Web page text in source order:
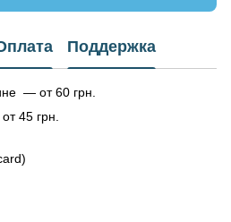
Поддержка
— от 60 грн.
45 грн.